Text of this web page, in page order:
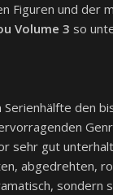
Figuren und der
Volume 3 so
den
sehr gut
abgedrehten,
sondern